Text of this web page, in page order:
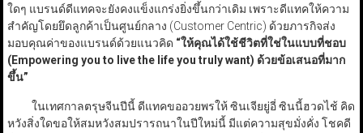
ใดๆ แบรนด์ดีแทคจะยังคงแข็งแกร่งยิ่งขึ้นกว่าเดิม เพราะดีแทคให้ความ
สำคัญโดยยึดลูกค้าเป็นศูนย์กลาง (Customer Centric) ด้วยภารกิจส่ง
มอบคุณค่าของแบรนด์ด้วยแนวคิด “ให้คุณได้ใช้ชีวิตที่ใช่ในแบบที่ชอบ
(Empowering you to live the life you truly want) ด้วยข้อเสนอที่มาก
ขึ้น”
ในเทศกาลตรุษจีนปีนี้ ดีแทคขออวยพรให้ ซินเจียยู่อี่ ซินนี้ฮวดไช้ คิด
หวังสิ่งใดขอให้สมหวังสมปรารถนาในปีใหม่นี้ มีแต่ความสุขมั่งคั่ง โชคดี